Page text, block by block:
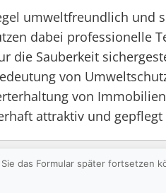
umweltfreundlich und
dabei professionelle
die Sauberkeit
von
von
attraktiv und gepflegt
das Formular später fortsetzen